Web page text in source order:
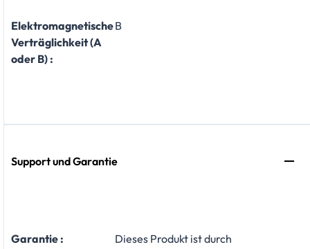
Elektromagnetische
Verträglichkeit (A
oder B) :
B
Support und Garantie
Garantie :
Dieses Produkt ist durch